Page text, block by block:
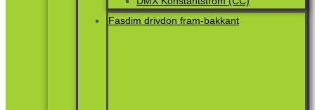
Fasdim drivdon fram-bakkant